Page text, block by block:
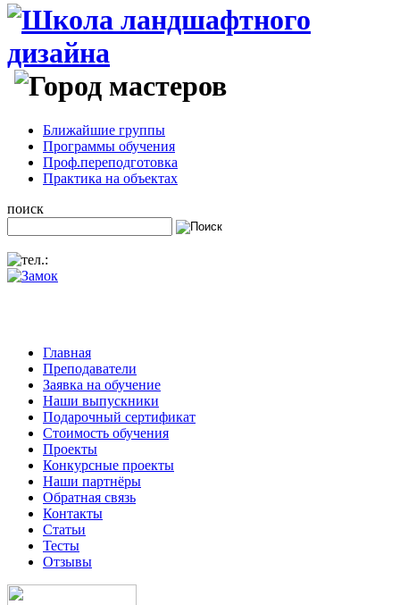
Ближайшие группы
Программы обучения
Проф.переподготовка
Практика на объектах
поиск
Главная
Преподаватели
Заявка на обучение
Наши выпускники
Подарочный сертификат
Стоимость обучения
Проекты
Конкурсные проекты
Наши партнёры
Обратная связь
Контакты
Статьи
Тесты
Отзывы